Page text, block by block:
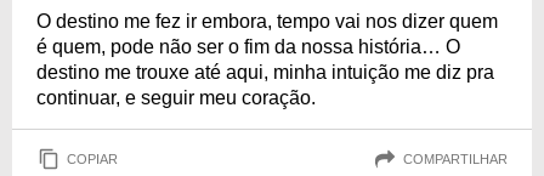
O destino me fez ir embora, tempo vai nos dizer quem
é quem, pode não ser o fim da nossa história… O
destino me trouxe até aqui, minha intuição me diz pra
continuar, e seguir meu coração.
COPIAR COMPARTILHAR